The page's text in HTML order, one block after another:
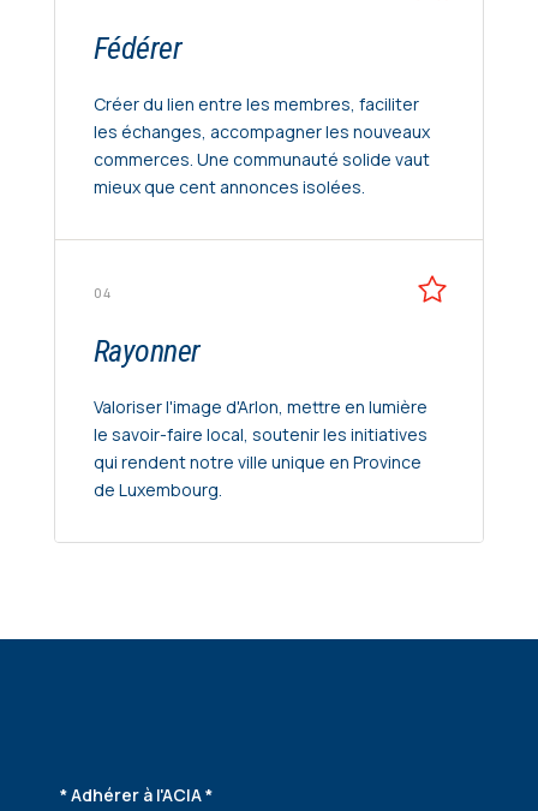
Fédérer
Créer du lien entre les membres, faciliter
les échanges, accompagner les nouveaux
commerces. Une communauté solide vaut
mieux que cent annonces isolées.
04
Rayonner
Valoriser l'image d'Arlon, mettre en lumière
le savoir-faire local, soutenir les initiatives
qui rendent notre ville unique en Province
de Luxembourg.
*Adhérer à l'ACIA *